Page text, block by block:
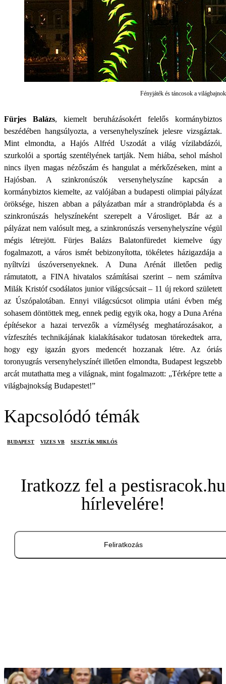
Fényjáték és táncosok a
Fürjes Balázs, kiemelt beruházásokért felelős kormánybiztos
beszédében hangsúlyozta, a versenyhelyszínek jelesre vizsgáztak.
Mint elmondta, a Hajós Alfréd Uszodát a világ vízilabdázói,
szurkolói a sportág szentélyének tartják. Nem hiába, sehol máshol
nincs ilyen magas nézőszám és hangulat a mérkőzéseken, mint a
Hajósban. A szinkronúszók versenyhelyszíne kapcsán a
kormánybiztos kiemelte, az valójában a budapesti olimpiai pályázat
öröksége, hiszen abban a pályázatban már a strandröplabda és a
szinkronúszás helyszíneként szerepelt a Városliget. Bár az a
pályázat nem valósult meg, a szinkronúszás versenyhelyszíne végül
mégis létrejött. Fürjes Balázs Balatonfüredet kiemelve úgy
fogalmazott, a város ismét bebizonyította, tökéletes házigazdája a
nyíltvízi úszóversenyeknek. A Duna Arénát illetően pedig
rámutatott, a FINA hivatalos számításai szerint – nem számítva
Milák Kristóf csodálatos junior világcsúcsait – 11 új rekord született
az Úszópalotában. Ennyi világcsúcsot olimpia utáni évben még
sohasem döntöttek meg, ennek pedig egyik oka, hogy a Duna Aréna
építésekor a hazai tervezők a vízmélység meghatározásakor, a
vízfeszítés technikájának kialakításakor tudatosan törekedtek arra,
hogy egy igazán gyors medencét hozzanak létre. Az óriás
toronyugrás versenyhelyszínét illetően elmondta, Budapest legszebb
arcát mutathatta meg a világnak, mint fogalmazott: „Térképre tette a
világbajnokság Budapestet!”
Kapcsolódó témák
BUDAPEST VIZES VB SESZTÁK MIKLÓS
Iratkozz fel a pestisracok.hu
hírlevelére!
Feliratkozás